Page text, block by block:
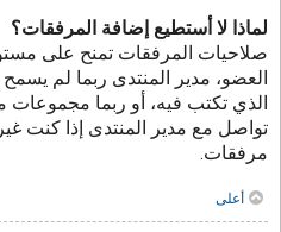
لماذا لا أستطيع إضافة المرفقات؟
صلاحيات المرفقات تمنح على
العضو، مدير المنتدى ربما لم
الذي تكتب فيه، أو ربما مجموعات
تواصل مع مدير المنتدى إذا كنت
مرفقات.
أعلى